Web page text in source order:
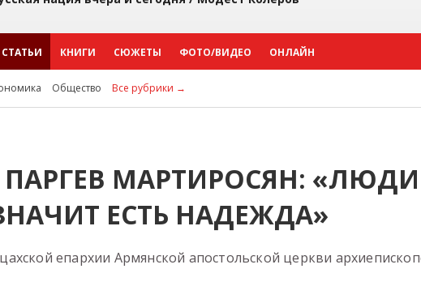
СТАТЬИ КНИГИ СЮЖЕТЫ ФОТО/ВИДЕО ОНЛАЙН
Общество Все рубрики →
МАРТИРОСЯН: «ЛЮДИ
ЕСТЬ НАДЕЖДА»
епархии Армянской апостольской церкви